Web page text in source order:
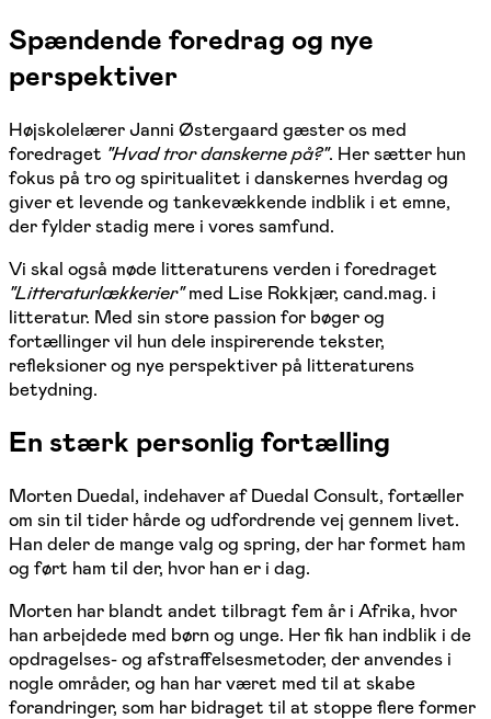
Spændende foredrag og nye
perspektiver
Højskolelærer Janni Østergaard gæster os med
foredraget "Hvad tror danskerne på?". Her sætter hun
fokus på tro og spiritualitet i danskernes hverdag og
giver et levende og tankevækkende indblik i et emne,
der fylder stadig mere i vores samfund.
Vi skal også møde litteraturens verden i foredraget
"Litteraturlækkerier"med Lise Rokkjær, cand.mag. i
litteratur. Med sin store passion for bøger og
fortællinger vil hun dele inspirerende tekster,
refleksioner og nye perspektiver på litteraturens
betydning.
En stærk personlig fortælling
Morten Duedal, indehaver af Duedal Consult, fortæller
om sin til tider hårde og udfordrende vej gennem livet.
Han deler de mange valg og spring, der har formet ham
og ført ham til der, hvor han er i dag.
Morten har blandt andet tilbragt fem år i Afrika, hvor
han arbejdede med børn og unge. Her fik han indblik i de
opdragelses- og afstraffelsesmetoder, der anvendes i
nogle områder, og han har været med til at skabe
forandringer, som har bidraget til at stoppe flere former